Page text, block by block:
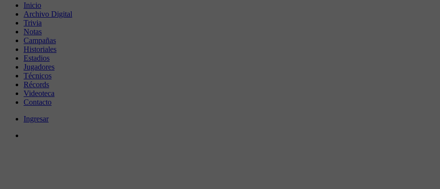
Inicio
Archivo Digital
Trivia
Notas
Campañas
Historiales
Estadios
Jugadores
Técnicos
Récords
Videoteca
Contacto
Ingresar